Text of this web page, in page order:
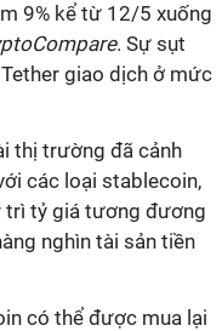
9% kể từ 12/5 xuống
. Sự sụt
giao dịch ở mức
thị trường đã cảnh
các loại stablecoin,
trì tỷ giá tương đương
nghìn tài sản tiền
có thể được mua lại